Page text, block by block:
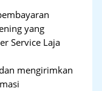
yang
Service Laja
mengirimkan